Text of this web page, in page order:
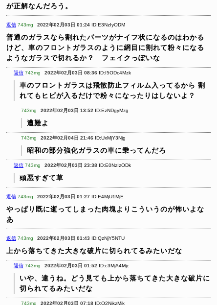
が正解なんだろう。
返信 743mg 2022年02月03日 01:24 ID:E3NzIyODM
普通のガラスなら割れたパーツがナイフ状になるのはわかる
けど、車のフロントガラスのように網目に割れて粉々になる
ようなガラスで切れるか？ フェイクっぽいな
返信 743mg 2022年02月03日 08:36 ID:I5ODc4Mzk
車のフロントガラスは飛散防止フィルム入ってるから 割
れてもヒビが入るだけで粉々になったりはしないよ？
743mg 2022年02月03日 13:52 ID:EzNDgyMzg
遭難よ
743mg 2022年02月04日 21:46 ID:UxMjY3Njg
昭和の部分強化ガラスの車に乗ってんだろ
返信 743mg 2022年02月03日 23:38 ID:E0NzIzODk
頭悪すぎて草
返信 743mg 2022年02月03日 01:27 ID:E4MjU1MjE
やっぱり既に逝ってしまった肉塊よりこういうのが怖いよな
あ
返信 743mg 2022年02月03日 01:43 ID:QzNjY5NTU
上から落ちてきた大きな破片に切られてるみたいだな
返信 743mg 2022年02月03日 01:52 ID:c3MjA4Mjc
いや、違うね。どう見ても上から落ちてきた大きな破片に
切られてるみたいだな
743mg 2022年02月03日 07:18 ID:Q2NjkzMjk